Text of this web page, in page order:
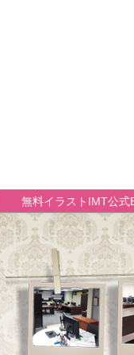
無料イラストIMT公式